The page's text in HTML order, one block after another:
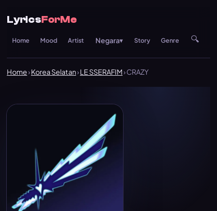
LyricsForMe
Home Mood Artist Negara▾ Story Genre 🔍
Home›Korea Selatan›LE SSERAFIM› CRAZY